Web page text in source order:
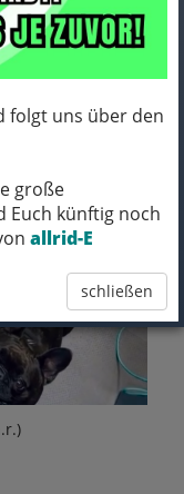
folgt uns über den
große
Euch künftig noch
allrid-E
schließen